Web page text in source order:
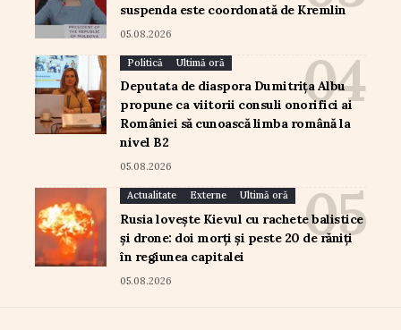
suspenda este coordonată de Kremlin
05.08.2026
Politică Ultimă oră
Deputata de diaspora Dumitrița Albu
propune ca viitorii consuli onorifici ai
României să cunoască limba română la
nivel B2
05.08.2026
Actualitate Externe Ultimă oră
Rusia lovește Kievul cu rachete balistice
și drone: doi morți și peste 20 de răniți
în regiunea capitalei
05.08.2026